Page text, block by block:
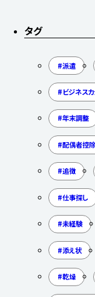
タグ
派遣
ビジネス
年末調整
配偶者控
追徴
仕事探し
未経験
添え状
乾燥